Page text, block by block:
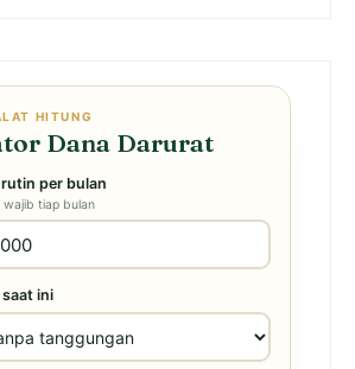
HITUNG
Dana Darurat
per bulan
tiap bulan
ini